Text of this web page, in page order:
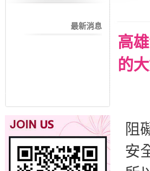
最新消息
高
的
阻
安